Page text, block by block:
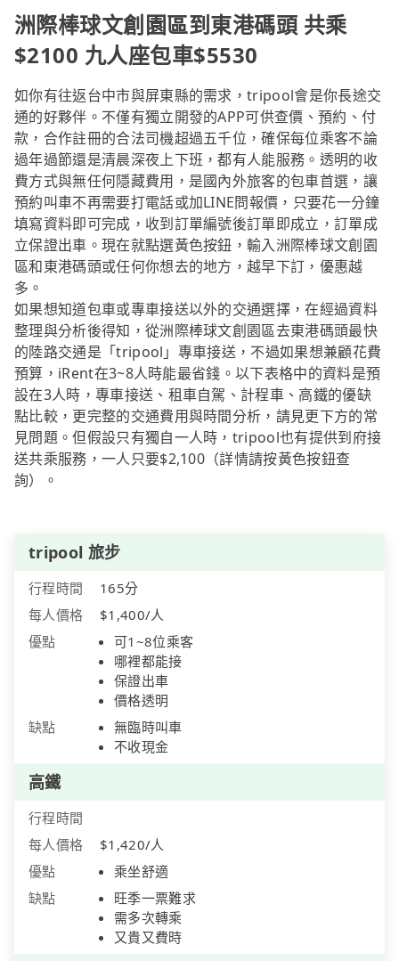
洲際棒球文創園區到東港碼頭 共乘
$2100 九人座包車$5530
如你有往返台中市與屏東縣的需求，tripool會是你長途交
通的好夥伴。不僅有獨立開發的APP可供查價、預約、付
款，合作註冊的合法司機超過五千位，確保每位乘客不論
過年過節還是清晨深夜上下班，都有人能服務。透明的收
費方式與無任何隱藏費用，是國內外旅客的包車首選，讓
預約叫車不再需要打電話或加LINE問報價，只要花一分鐘
填寫資料即可完成，收到訂單編號後訂單即成立，訂單成
立保證出車。現在就點選黃色按鈕，輸入洲際棒球文創園
區和東港碼頭或任何你想去的地方，越早下訂，優惠越
多。
如果想知道包車或專車接送以外的交通選擇，在經過資料
整理與分析後得知，從洲際棒球文創園區去東港碼頭最快
的陸路交通是「tripool」專車接送，不過如果想兼顧花費
預算，iRent在3~8人時能最省錢。以下表格中的資料是預
設在3人時，專車接送、租車自駕、計程車、高鐵的優缺
點比較，更完整的交通費用與時間分析，請見更下方的常
見問題。但假設只有獨自一人時，tripool也有提供到府接
送共乘服務，一人只要$2,100（詳情請按黃色按鈕查
詢）。
tripool 旅步
行程時間
165分
每人價格
$1,400/人
優點
可1~8位乘客
哪裡都能接
保證出車
價格透明
缺點
無臨時叫車
不收現金
高鐵
行程時間
每人價格
$1,420/人
優點
乘坐舒適
缺點
旺季一票難求
需多次轉乘
又貴又費時